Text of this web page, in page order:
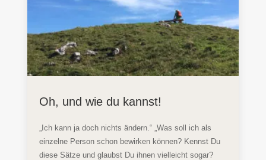
Oh, und wie du kannst!
„Ich kann ja doch nichts ändern.“ „Was soll ich als
einzelne Person schon bewirken können? Kennst Du
diese Sätze und glaubst Du ihnen vielleicht sogar?